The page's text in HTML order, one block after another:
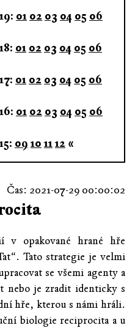
01 02 03 04 05 06
01 02 03 04 05 06
01 02 03 04 05 06
01 02 03 04 05 06
09 10 1112 «
Čas: 2021-07-29 00:00:02
v opakované hrané hře
Tato strategie je velmi
se všemi agenty a
nebo je zradit identicky s
hře, kterou s námi hráli.
biologie reciprocita a u